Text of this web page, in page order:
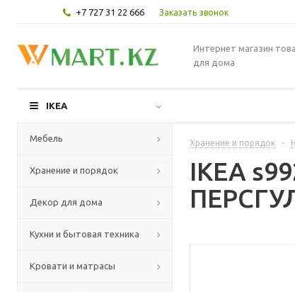
+7 727 31 22 666 Заказать звонок
Интернет магазин
для дома
IKEA
Мебель
Хранение и порядок
Декор для дома
Кухни и бытовая техника
Кровати и матрасы
Хранение и порядок -
IKEA